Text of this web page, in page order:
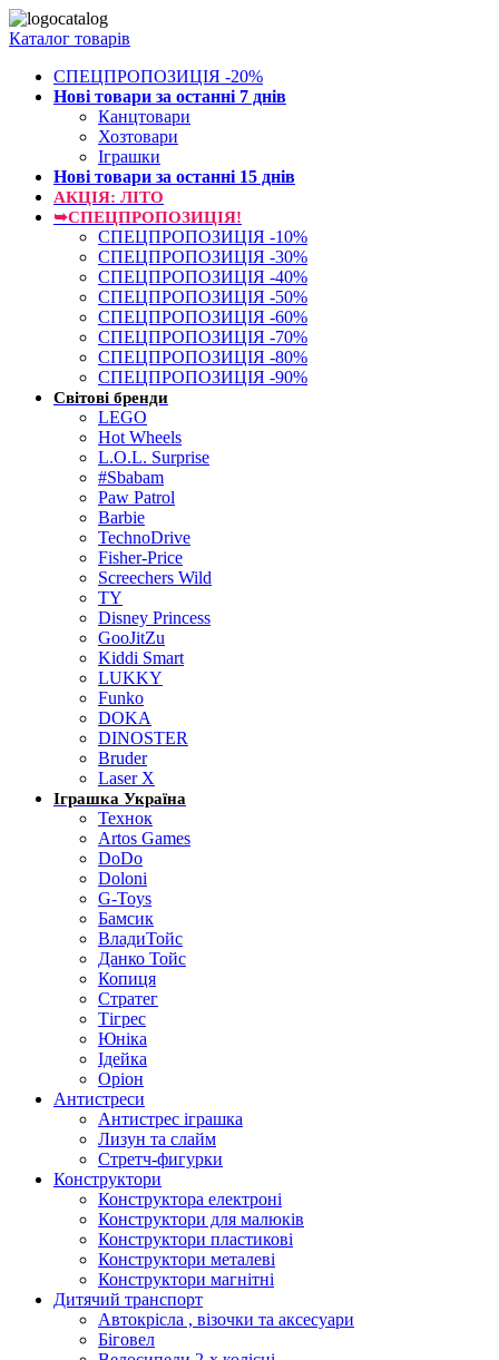
Каталог товарів
СПЕЦПРОПОЗИЦІЯ -20%
Нові товари за останнi 7 днiв
Канцтовари
Хозтовари
Іграшки
Нові товари за останнi 15 днiв
АКЦІЯ: ЛІТО
➥СПЕЦПРОПОЗИЦІЯ!
СПЕЦПРОПОЗИЦІЯ -10%
СПЕЦПРОПОЗИЦІЯ -30%
СПЕЦПРОПОЗИЦІЯ -40%
СПЕЦПРОПОЗИЦІЯ -50%
СПЕЦПРОПОЗИЦІЯ -60%
СПЕЦПРОПОЗИЦІЯ -70%
СПЕЦПРОПОЗИЦІЯ -80%
СПЕЦПРОПОЗИЦІЯ -90%
Світові бренди
LEGO
Hot Wheels
L.O.L. Surprise
#Sbabam
Paw Patrol
Barbie
TechnoDrive
Fisher-Price
Screechers Wild
TY
Disney Princess
GooJitZu
Kiddi Smart
LUKKY
Funko
DOKA
DINOSTER
Bruder
Laser X
Іграшка Україна
Технок
Artos Games
DoDo
Doloni
G-Toys
Бамсик
ВладиТойс
Данко Тойс
Копиця
Стратег
Тігрес
Юніка
Ідейка
Оріон
Антистреси
Антистрес іграшка
Лизун та слайм
Стретч-фигурки
Конструктори
Конструктора електроні
Конструктори для малюків
Конструктори пластикові
Конструктори металеві
Конструктори магнітні
Дитячий транспорт
Автокрісла , візочки та аксесуари
Біговел